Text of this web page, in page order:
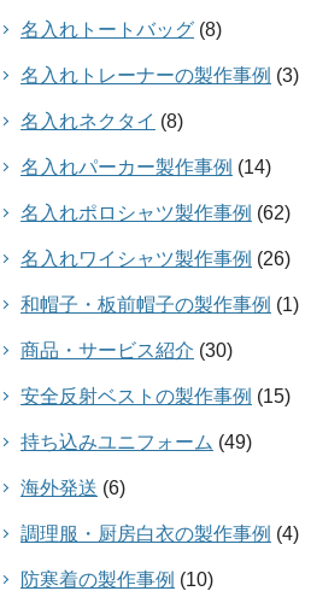
名入れトートバッグ (8)
名入れトレーナーの製作事例 (3)
名入れネクタイ (8)
名入れパーカー製作事例 (14)
名入れポロシャツ製作事例 (62)
名入れワイシャツ製作事例 (26)
和帽子・板前帽子の製作事例 (1)
商品・サービス紹介 (30)
安全反射ベストの製作事例 (15)
持ち込みユニフォーム (49)
海外発送 (6)
調理服・厨房白衣の製作事例 (4)
防寒着の製作事例 (10)